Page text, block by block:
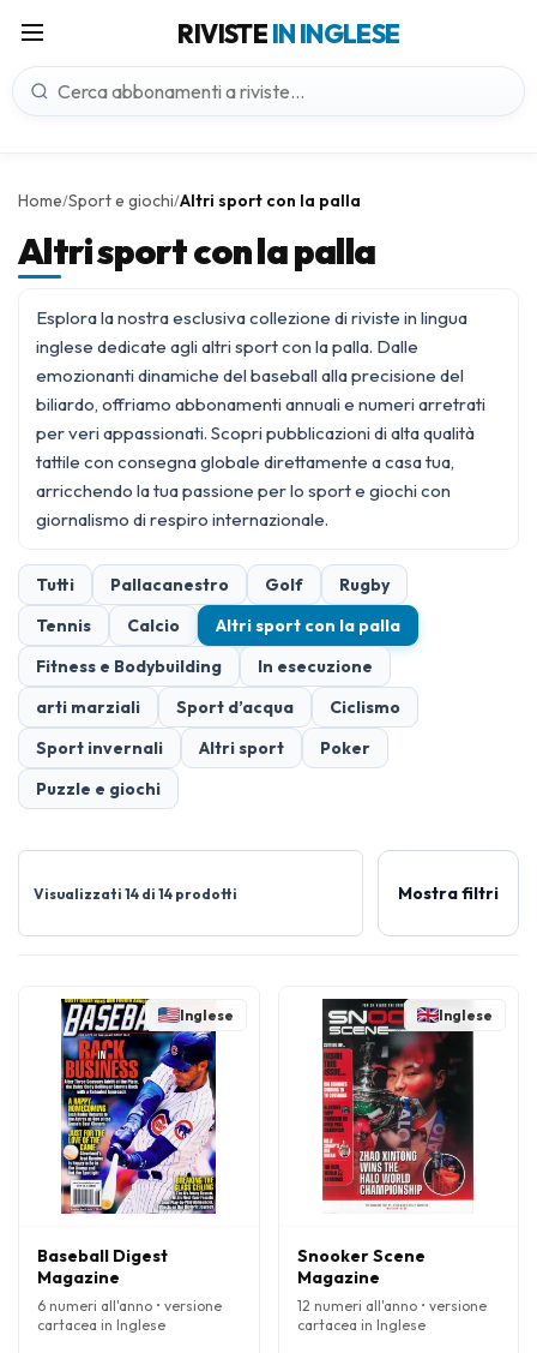
RIVISTEIN INGLESE
Home/Sport e giochi/Altri sport con la palla
Altri sport con la palla
Esplora la nostra esclusiva collezione di riviste in lingua
inglese dedicate agli altri sport con la palla. Dalle
emozionanti dinamiche del baseball alla precisione del
biliardo, offriamo abbonamenti annuali e numeri arretrati
per veri appassionati. Scopri pubblicazioni di alta qualità
tattile con consegna globale direttamente a casa tua,
arricchendo la tua passione per lo sport e giochi con
giornalismo di respiro internazionale.
Tutti Pallacanestro Golf
Rugby
Tennis
Calcio
Altri sport con la palla
Fitness e Bodybuilding
In esecuzione
arti marziali
Sport d’acqua
Ciclismo
Sport invernali
Altri sport
Poker
Puzzle e giochi
Visualizzati 14 di 14 prodotti Mostra filtri
Inglese
Baseball Digest
Magazine
6 numeri all'anno • versione
cartacea in Inglese
Inglese
Snooker Scene
Magazine
12 numeri all'anno • versione
cartacea in Inglese